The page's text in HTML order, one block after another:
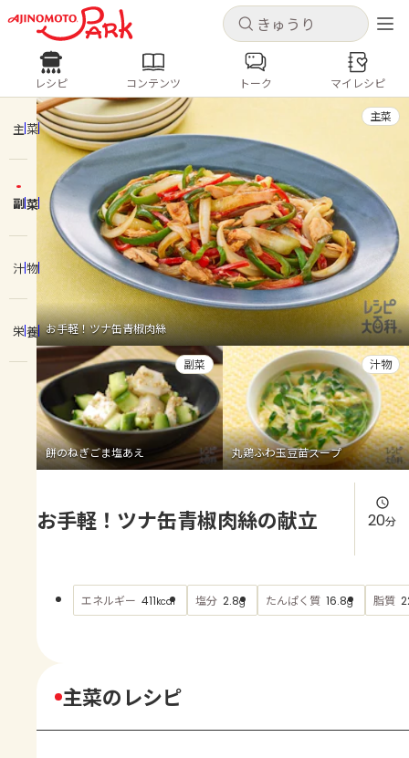
キャンセル
ログインするとレシピを保存できます
ログイン
ホーム
コンテンツ
レシピ
トーク
よくあるお問い合わせ
お買い物
AJINOMOTO PARK とは
キャンセル
レシピ コンテンツ
人気の食材・レシピ
きゅうり なす トマト
とうもろこし
ピーマン
みょうが ゴーヤ
レシピ コンテンツ トーク マイレシピ
主菜
副菜
汁物
栄養 お手軽！ツナ缶青椒肉絲
主菜
餅のねぎごま塩あえ
副菜
丸鶏ふわ玉豆苗スープ
汁物
お手軽！ツナ缶青椒肉絲の献立 20分
エネルギー 411kcal 塩分 2.8g たんぱく質 16.8g 脂質
主菜のレシピ